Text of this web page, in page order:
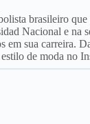
brasileiro
Nacional e na
em sua carreira.
de moda no